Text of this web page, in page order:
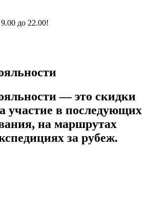
до 22.00!
— это скидки
участие в последующих
на маршрутах
за рубеж.